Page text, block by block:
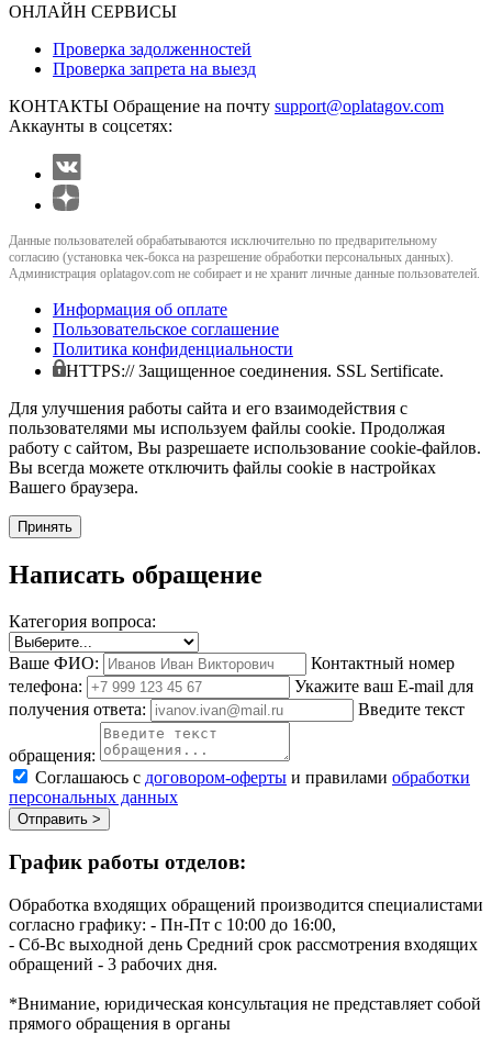
ОНЛАЙН СЕРВИСЫ
Проверка задолженностей
Проверка запрета на выезд
КОНТАКТЫ Обращение на почту support@oplatagov.com
Аккаунты в соцсетях:
Данные пользователей обрабатываются исключительно по предварительному
согласию (установка чек-бокса на разрешение обработки персональных данных).
Администрация oplatagov.com не собирает и не хранит личные данные пользователей.
Информация об оплате
Пользовательское соглашение
Политика конфиденциальности
HTTPS:// Защищенное соединения. SSL Sertificate.
Для улучшения работы сайта и его взаимодействия с
пользователями мы используем файлы cookie. Продолжая
работу с сайтом, Вы разрешаете использование cookie-файлов.
Вы всегда можете отключить файлы cookie в настройках
Вашего браузера.
Принять
Написать обращение
Категория вопроса:
Ваше ФИО:
Контактный номер
телефона:
Укажите ваш E-mail для
получения ответа:
Введите текст
обращения:
Соглашаюсь с договором-оферты и правилами обработки
персональных данных
Отправить >
График работы отделов:
Обработка входящих обращений производится специалистами
согласно графику: - Пн-Пт с 10:00 до 16:00,
- Сб-Вс выходной день Средний срок рассмотрения входящих
обращений - 3 рабочих дня.
*Внимание, юридическая консультация не представляет собой
прямого обращения в органы